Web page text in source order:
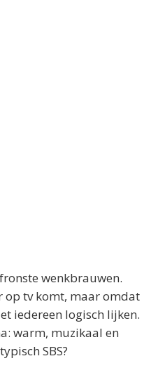
wenkbrauwen.
op tv komt, maar omdat
iedereen logisch lijken.
warm, muzikaal en
SBS?